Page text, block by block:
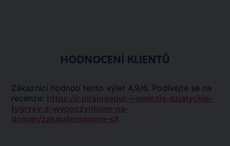
HODNOCENÍ KLIENTŮ
Zákazníci hodnotí tento výlet 4,9/6. Podívejte se na
recenze: https://r.pl/singapur-i-malezja-azjatyckie-
tygrysy-z-wypoczynkiem-na-
tioman/zakwaterowanie-sit